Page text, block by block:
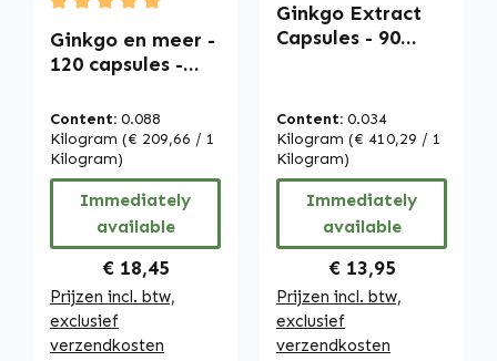
Average rating of 5 out of 5 stars
Ginkgo en meer -
120 capsules -
extract met
foliumzuur etc. -
vegan | Warnke
Vitalstoffe
Content: 0.088
Kilogram (€ 209,66 / 1
Kilogram)
Immediately
available
Regular price:
€ 18,45
Prijzen incl. btw,
exclusief
verzendkosten
Ginkgo Extract
Capsules - 90
te slikken - met
flavonen en
lactonen - vegan
| Warnke
Vitalstoffe
Content: 0.034
Kilogram (€ 410,29 / 1
Kilogram)
Immediately
available
Regular price:
€ 13,95
Prijzen incl. btw,
exclusief
verzendkosten